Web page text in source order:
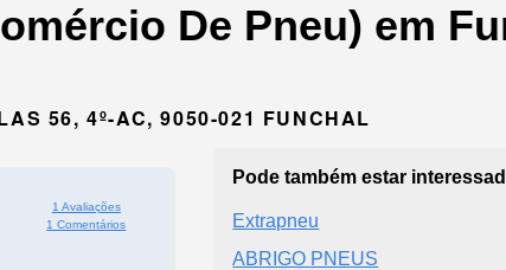
De Pneu) em
56, 4º-AC, 9050-021 FUNCHAL
1 Avaliações
1 Comentários
Pode também estar
Extrapneu
ABRIGO PNEUS